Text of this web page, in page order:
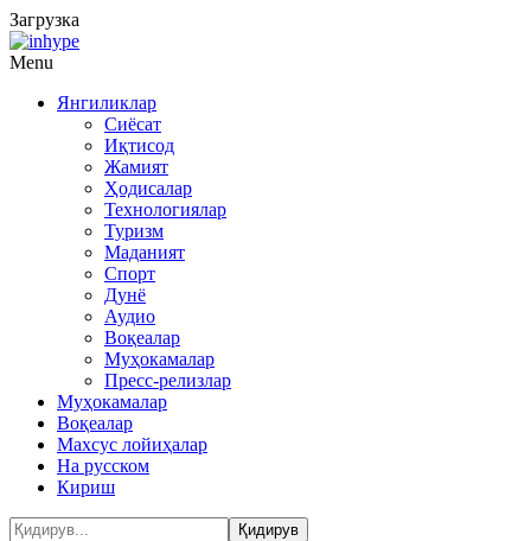
Загрузка
Menu
Янгиликлар
Сиёсат
Иқтисод
Жамият
Ҳодисалар
Технологиялар
Туризм
Маданият
Спорт
Дунё
Аудио
Воқеалар
Муҳокамалар
Пресс-релизлар
Муҳокамалар
Воқеалар
Махсус лойиҳалар
На русском
Кириш